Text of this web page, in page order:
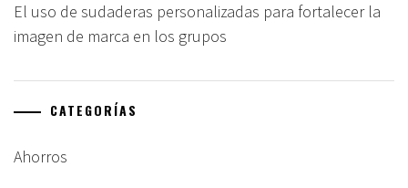
El uso de sudaderas personalizadas para fortalecer la
imagen de marca en los grupos
CATEGORÍAS
Ahorros